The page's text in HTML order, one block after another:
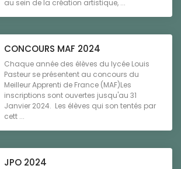
au sein de la création artistique, ...
CONCOURS MAF 2024
Chaque année des élèves du lycée Louis
Pasteur se présentent au concours du
Meilleur Apprenti de France (MAF)Les
inscriptions sont ouvertes jusqu'au 31
Janvier 2024. Les élèves qui son tentés par
cett ...
JPO 2024